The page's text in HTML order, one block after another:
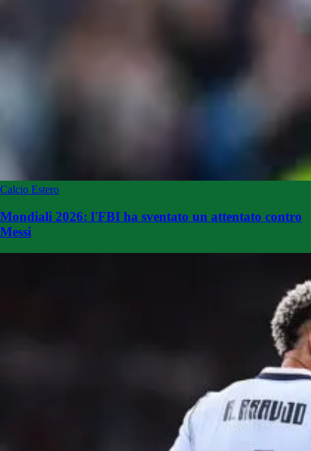
Calcio Estero
Mondiali 2026: l'FBI ha sventato un attentato contro
Messi